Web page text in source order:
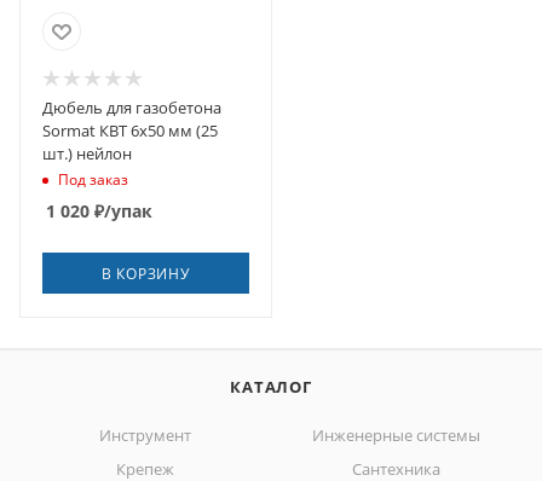
Дюбель для газобетона
Sormat КВТ 6x50 мм (25
шт.) нейлон
Под заказ
1 020 ₽/упак
В КОРЗИНУ
КАТАЛОГ
Инструмент
Инженерные системы
Крепеж
Сантехника